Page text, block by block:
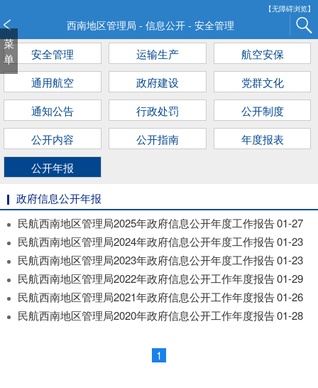
【无障碍浏览】
西南地区管理局 - 信息公开 - 安全管理
菜
单
安全管理 运输生产
航空安保
通用航空
政府建设
党群文化
通知公告
行政处罚
公开制度
公开内容
公开指南
年度报表
公开年报
政府信息公开年报
民航西南地区管理局2025年政府信息公开年度工作报告01-27
民航西南地区管理局2024年政府信息公开年度工作报告01-23
民航西南地区管理局2023年政府信息公开年度工作报告01-23
民航西南地区管理局2022年政府信息公开工作年度报告01-29
民航西南地区管理局2021年政府信息公开工作年度报告01-26
民航西南地区管理局2020年政府信息公开工作年度报告01-28
1
窗
口
打
开
障
碍
说
明
面,
按
Alt
加
波
浪
开
导